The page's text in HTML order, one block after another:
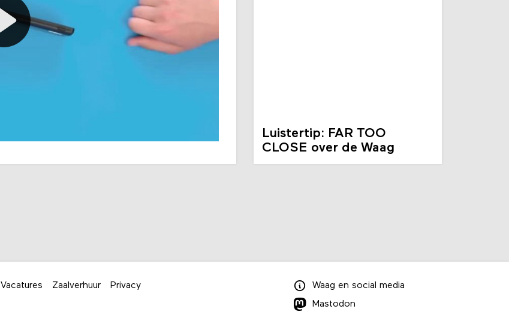
Luistertip: FAR TOO
CLOSE over de Waag
Vacatures Zaalverhuur Privacy Waag en social media
Mastodon